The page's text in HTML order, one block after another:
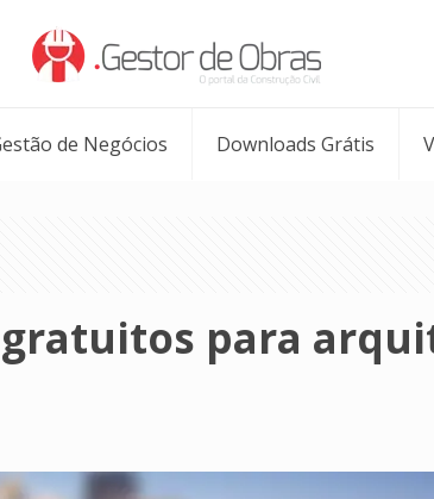
de Negócios Downloads Grátis
para